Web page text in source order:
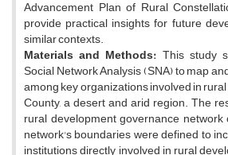
Advancement Plan of Rural
provide practical insights for future
similar contexts.
Materials and Methods: This study
Social Network Analysis (SNA) to map
among key organizations involved in
County, a desert and arid region. The
rural development governance
network's boundaries were defined to